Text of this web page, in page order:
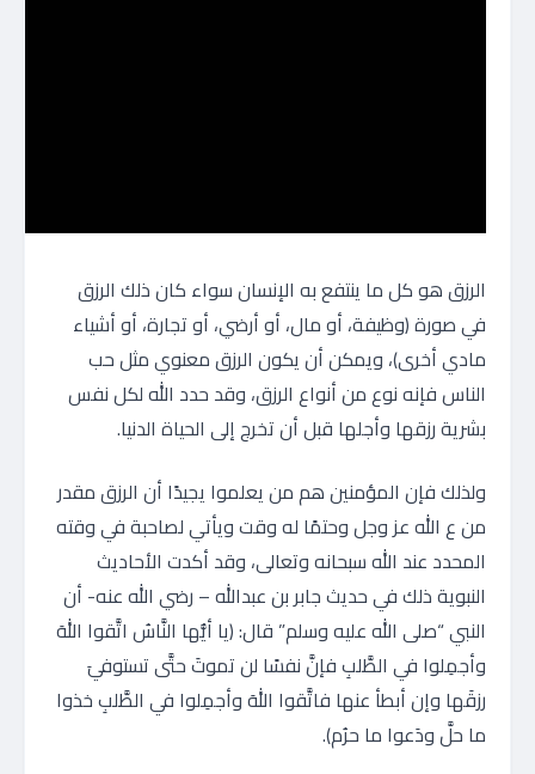
الرزق هو كل ما ينتفع به الإنسان سواء كان ذلك الرزق
في صورة (وظيفة، أو مال، أو أرضي، أو تجارة، أو أشياء
مادي أخرى)، ويمكن أن يكون الرزق معنوي مثل حب
الناس فإنه نوع من أنواع الرزق، وقد حدد الله لكل نفس
بشرية رزقها وأجلها قبل أن تخرج إلى الحياة الدنيا.
ولذلك فإن المؤمنين هم من يعلموا يجيدًا أن الرزق مقدر
من ع الله عز وجل وحتمًا له وقت ويأتي لصاحبة في وقته
المحدد عند الله سبحانه وتعالى، وقد أكدت الأحاديث
النبوية ذلك في حديث جابر بن عبدالله – رضي الله عنه- أن
النبي “صلى الله عليه وسلم” قال: (يا أيُّها النَّاسُ اتَّقوا اللهَ
وأجمِلوا في الطَّلبِ فإنَّ نفسًا لن تموتَ حتَّى تستوفيَ
رزقَها وإن أبطأ عنها فاتَّقوا اللهَ وأجمِلوا في الطَّلبِ خذوا
ما حلَّ ودَعوا ما حرُم).